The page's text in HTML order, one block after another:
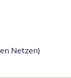
Netzen)